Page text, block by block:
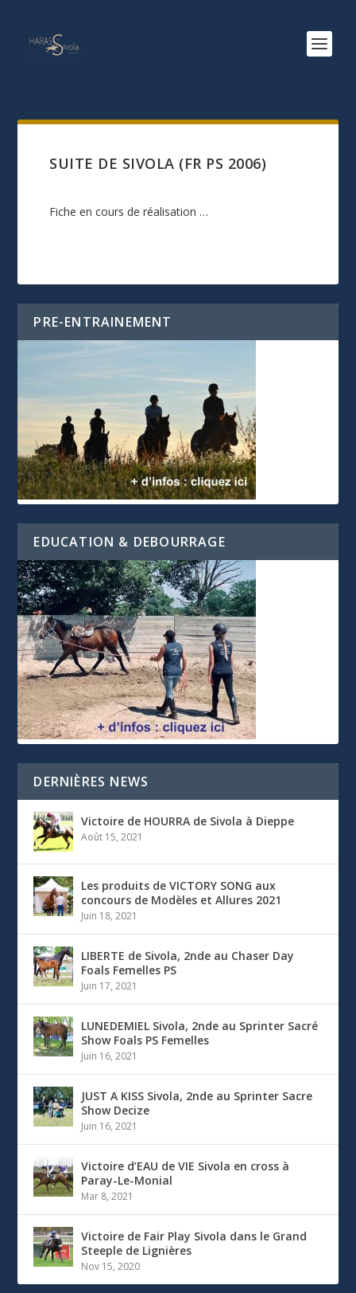
SUITE DE SIVOLA (FR PS 2006)
Fiche en cours de réalisation …
PRE-ENTRAINEMENT
EDUCATION & DEBOURRAGE
DERNIÈRES NEWS
Victoire de HOURRA de Sivola à Dieppe
Août 15, 2021
Les produits de VICTORY SONG aux
concours de Modèles et Allures 2021
Juin 18, 2021
LIBERTE de Sivola, 2nde au Chaser Day
Foals Femelles PS
Juin 17, 2021
LUNEDEMIEL Sivola, 2nde au Sprinter Sacré
Show Foals PS Femelles
Juin 16, 2021
JUST A KISS Sivola, 2nde au Sprinter Sacre
Show Decize
Juin 16, 2021
Victoire d’EAU de VIE Sivola en cross à
Paray-Le-Monial
Mar 8, 2021
Victoire de Fair Play Sivola dans le Grand
Steeple de Lignières
Nov 15, 2020